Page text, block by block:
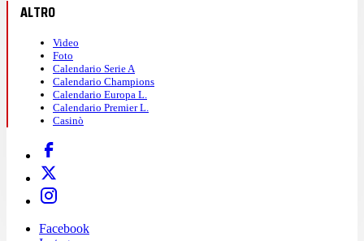
ALTRO
Video
Foto
Calendario Serie A
Calendario Champions
Calendario Europa L.
Calendario Premier L.
Casinò
Facebook